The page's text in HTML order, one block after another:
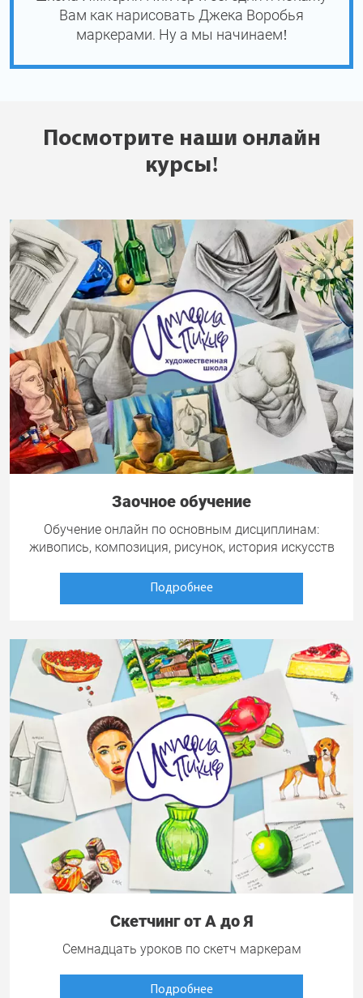
Вам как нарисовать Джека Воробья
маркерами. Ну а мы начинаем!
Посмотрите наши онлайн
курсы!
Заочное обучение
Обучение онлайн по основным дисциплинам:
живопись, композиция, рисунок, история искусств
Подробнее
Скетчинг от А до Я
Семнадцать уроков по скетч маркерам
Подробнее